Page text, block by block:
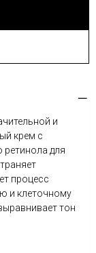
и
крем с
для
процесс
и клеточному
тон